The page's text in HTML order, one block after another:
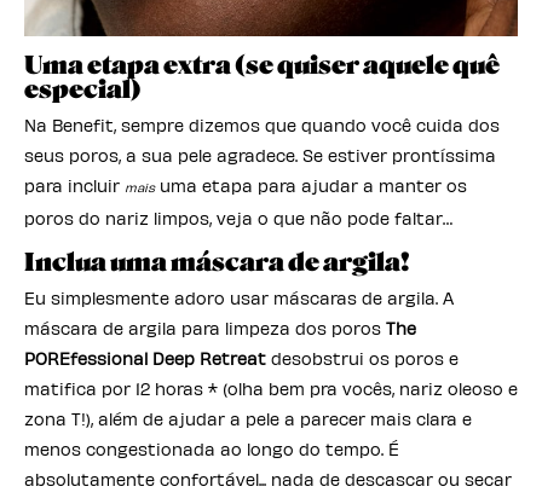
Uma etapa extra (se quiser aquele quê
especial)
Na Benefit, sempre dizemos que quando você cuida dos
seus poros, a sua pele agradece. Se estiver prontíssima
para incluir maisuma etapa para ajudar a manter os
poros do nariz limpos, veja o que não pode faltar…
Inclua uma máscara de argila!
Eu simplesmente adoro usar máscaras de argila. A
máscara de argila para limpeza dos poros The
POREfessional Deep Retreat desobstrui os poros e
matifica por 12 horas * (olha bem pra vocês, nariz oleoso e
zona T!), além de ajudar a pele a parecer mais clara e
menos congestionada ao longo do tempo. É
absolutamente confortável... nada de descascar ou secar